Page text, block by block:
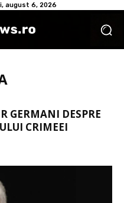
august 6, 2026
GERMANI DESPRE
CRIMEEI